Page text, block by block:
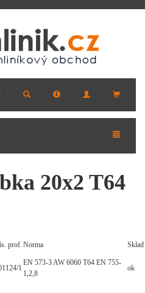
20x2 T64
prof. Norma Sklad
1
EN 573-3 AW 6060 T64 EN 755-
1,2,8
ok